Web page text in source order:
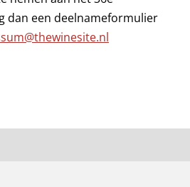
dan een deelnameformulier